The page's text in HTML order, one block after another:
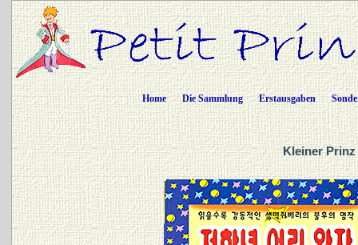
Home Die Sammlung Erstausgaben
Kleiner Prinz